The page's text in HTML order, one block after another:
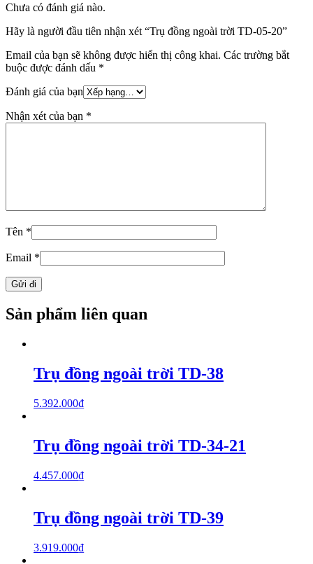
Chưa có đánh giá nào.
Hãy là người đầu tiên nhận xét “Trụ đồng ngoài trời TD-05-20”
Email của bạn sẽ không được hiển thị công khai. Các trường bắt
buộc được đánh dấu *
Đánh giá của bạn
Nhận xét của bạn *
Tên *
Email *
Sản phẩm liên quan
Trụ đồng ngoài trời TD-38
5.392.000₫
Trụ đồng ngoài trời TD-34-21
4.457.000₫
Trụ đồng ngoài trời TD-39
3.919.000₫